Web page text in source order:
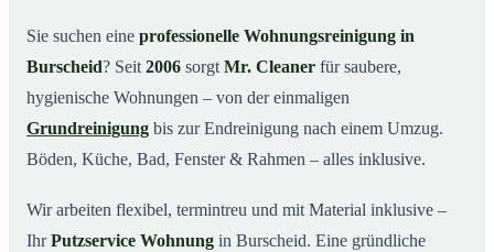
03Warum Mr. Cleaner in Burscheid?
04So funktioniert’s
05Typische Anlässe für eine Wohnungsreinigung
08So reinigen unsere Profis Ihre Wohnung in
Burscheid
Sie suchen eine professionelle Wohnungsreinigung in
Burscheid? Seit 2006 sorgt Mr. Cleaner für saubere,
hygienische Wohnungen – von der einmaligen
Grundreinigung bis zur Endreinigung nach einem Umzug.
Böden, Küche, Bad, Fenster & Rahmen – alles inklusive.
Wir arbeiten flexibel, termintreu und mit Material inklusive –
IhrPutzservice Wohnung in Burscheid. Eine gründliche